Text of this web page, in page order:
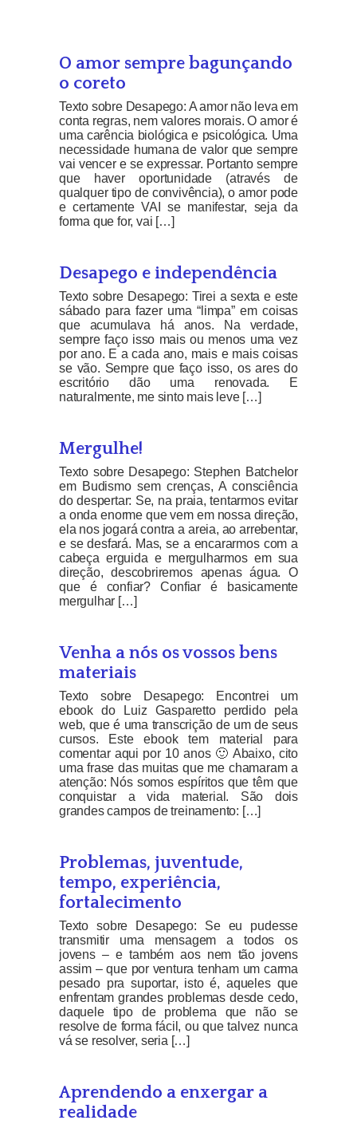
O amor sempre bagunçando
o coreto
Texto sobre Desapego: A amor não leva em
conta regras, nem valores morais. O amor é
uma carência biológica e psicológica. Uma
necessidade humana de valor que sempre
vai vencer e se expressar. Portanto sempre
que haver oportunidade (através de
qualquer tipo de convivência), o amor pode
e certamente VAI se manifestar, seja da
forma que for, vai […]
Desapego e independência
Texto sobre Desapego: Tirei a sexta e este
sábado para fazer uma “limpa” em coisas
que acumulava há anos. Na verdade,
sempre faço isso mais ou menos uma vez
por ano. E a cada ano, mais e mais coisas
se vão. Sempre que faço isso, os ares do
escritório dão uma renovada. E
naturalmente, me sinto mais leve […]
Mergulhe!
Texto sobre Desapego: Stephen Batchelor
em Budismo sem crenças, A consciência
do despertar: Se, na praia, tentarmos evitar
a onda enorme que vem em nossa direção,
ela nos jogará contra a areia, ao arrebentar,
e se desfará. Mas, se a encararmos com a
cabeça erguida e mergulharmos em sua
direção, descobriremos apenas água. O
que é confiar? Confiar é basicamente
mergulhar […]
Venha a nós os vossos bens
materiais
Texto sobre Desapego: Encontrei um
ebook do Luiz Gasparetto perdido pela
web, que é uma transcrição de um de seus
cursos. Este ebook tem material para
comentar aqui por 10 anos 🙂 Abaixo, cito
uma frase das muitas que me chamaram a
atenção: Nós somos espíritos que têm que
conquistar a vida material. São dois
grandes campos de treinamento: […]
Problemas, juventude,
tempo, experiência,
fortalecimento
Texto sobre Desapego: Se eu pudesse
transmitir uma mensagem a todos os
jovens – e também aos nem tão jovens
assim – que por ventura tenham um carma
pesado pra suportar, isto é, aqueles que
enfrentam grandes problemas desde cedo,
daquele tipo de problema que não se
resolve de forma fácil, ou que talvez nunca
vá se resolver, seria […]
Aprendendo a enxergar a
realidade